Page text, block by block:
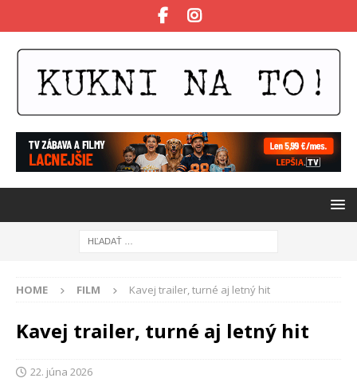
HOME FILM Kavej trailer, turné aj letný hit
Kavej trailer, turné aj letný hit
22. júna 2026